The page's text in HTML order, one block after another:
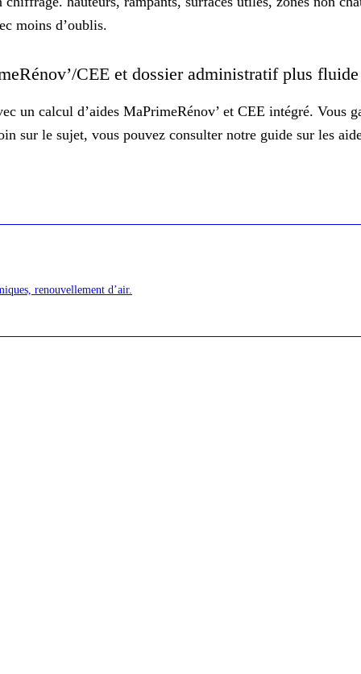
moins d’oublis.
CEE et dossier administratif plus
un calcul d’aides MaPrimeRénov’ et CEE intégré. Vous
sur le sujet, vous pouvez consulter notre guide sur les
renouvellement d’air.